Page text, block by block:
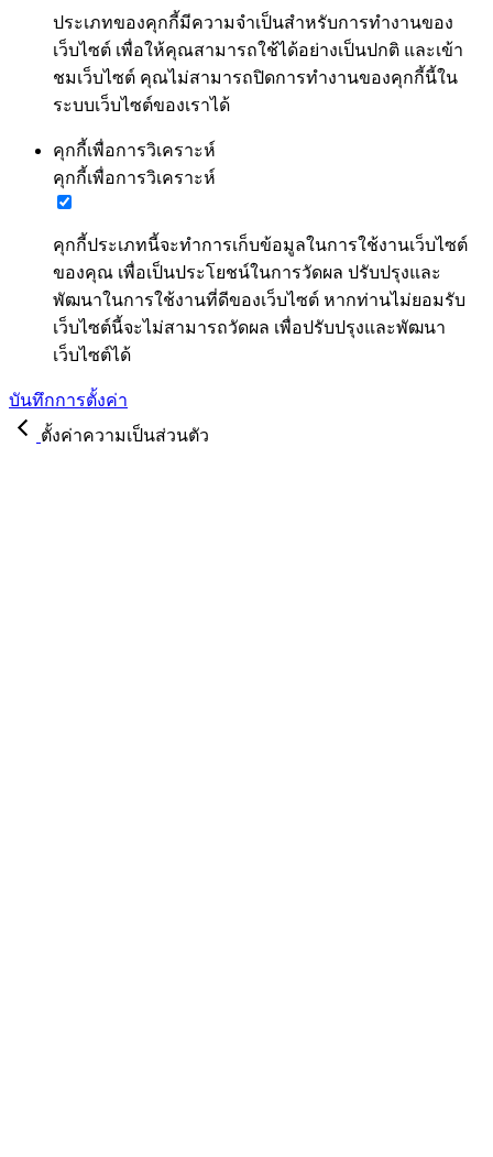
ประเภทของคุกกี้มีความจำเป็นสำหรับการทำงานของ
เว็บไซต์ เพื่อให้คุณสามารถใช้ได้อย่างเป็นปกติ และเข้า
ชมเว็บไซต์ คุณไม่สามารถปิดการทำงานของคุกกี้นี้ใน
ระบบเว็บไซต์ของเราได้
คุกกี้เพื่อการวิเคราะห์
คุกกี้เพื่อการวิเคราะห์
คุกกี้ประเภทนี้จะทำการเก็บข้อมูลในการใช้งานเว็บไซต์
ของคุณ เพื่อเป็นประโยชน์ในการวัดผล ปรับปรุงและ
พัฒนาในการใช้งานที่ดีของเว็บไซต์ หากท่านไม่ยอมรับ
เว็บไซต์นี้จะไม่สามารถวัดผล เพื่อปรับปรุงและพัฒนา
เว็บไซต์ได้
บันทึกการตั้งค่า
ตั้งค่าความเป็นส่วนตัว